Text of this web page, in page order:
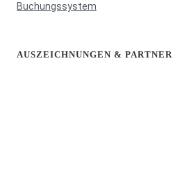
Buchungssystem
AUSZEICHNUNGEN & PARTNER